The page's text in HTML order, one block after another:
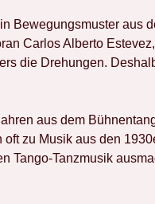
Bewegungsmuster aus
Carlos Alberto
die Drehungen.
aus dem
zu Musik aus den
Tango-Tanzmusik